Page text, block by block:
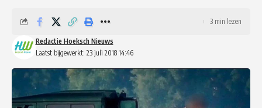
Laatst bijgewerkt: 23 juli 2018 14:46
Redactie Hoeksch Nieuws
3 min lezen